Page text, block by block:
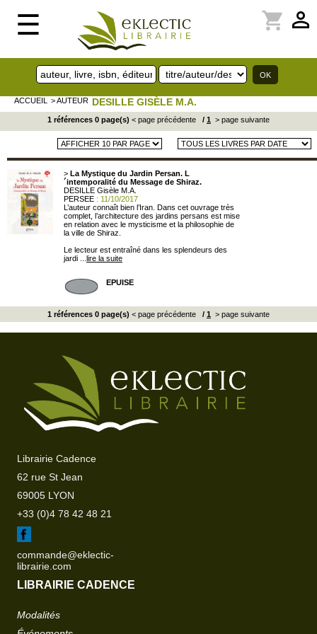
☰ perm_identity
shopping_cart
ACCUEIL > AUTEUR DESILLE GISÈLE M.A.
1 références 0 page(s) < page précédente / 1 > page suivante
> La Mystique du Jardin Persan. L
´intemporalité du Message de Shiraz.
DESILLE Gisèle M.A.
PERSEE : 11/10/2017
L’auteur connaît bien l’Iran. Dans cet ouvrage très
complet, l’architecture des jardins persans est mise
en relation avec le mysticisme et la philosophie de
la ville de Shiraz.
Le lecteur est entraîné dans les splendeurs des
jardi ... lire la suite
EPUISE
1 références 0 page(s) < page précédente / 1 > page suivante
Librairie Cadence
62 rue St Jean
69005 LYON
+33 (0)4 78 42 48 21
commande@eklectic-
librairie.com
LIBRAIRIE CADENCE
Modalités